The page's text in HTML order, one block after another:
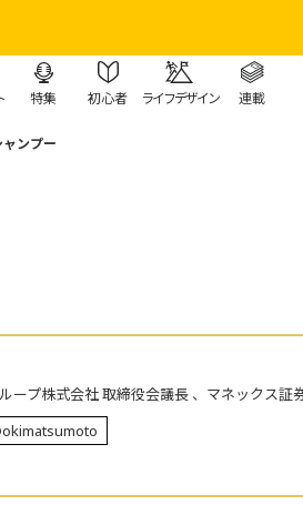
特集 初心者 ライフデザイン 連載
ャンプー
ープ株式会社 取締役会議長 、マネックス証